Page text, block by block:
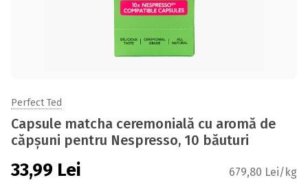
Perfect Ted
Capsule matcha ceremonială cu aromă de
căpșuni pentru Nespresso, 10 băuturi
33,99 Lei 679,80 Lei/kg